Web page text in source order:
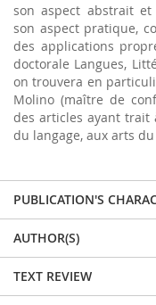
son aspect abstrait et
son aspect pratique,
des applications
doctorale Langues,
on trouvera en
Molino (maître de
des articles ayant trait
du langage, aux arts
PUBLICATION'S
AUTHOR(S)
TEXT REVIEW